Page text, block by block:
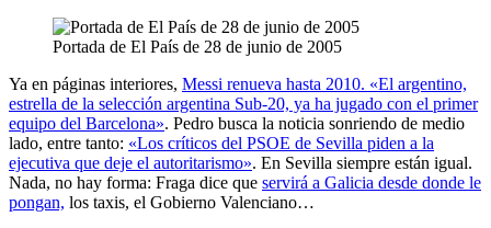
Portada de El País de 28 de junio de 2005
Ya en páginas interiores, Messi renueva hasta 2010. «El argentino,
estrella de la selección argentina Sub-20, ya ha jugado con el primer
equipo del Barcelona». Pedro busca la noticia sonriendo de medio
lado, entre tanto: «Los críticos del PSOE de Sevilla piden a la
ejecutiva que deje el autoritarismo». En Sevilla siempre están igual.
Nada, no hay forma: Fraga dice que servirá a Galicia desde donde le
pongan, los taxis, el Gobierno Valenciano…